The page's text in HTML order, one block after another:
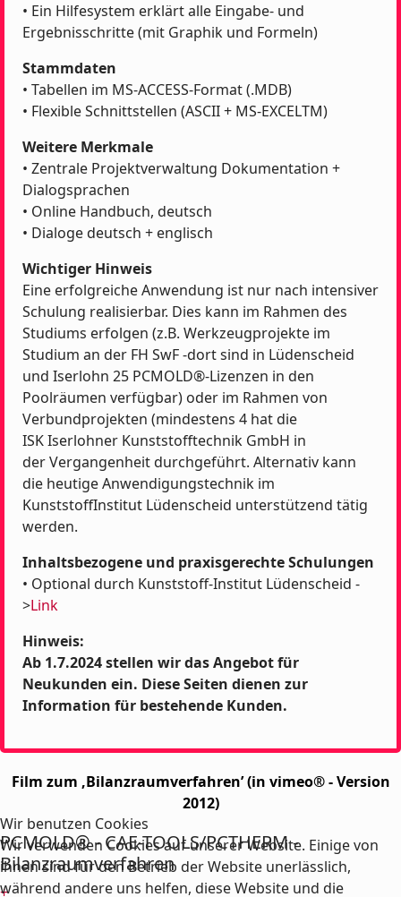
• Ein Hilfesystem erklärt alle Eingabe- und
Ergebnisschritte (mit Graphik und Formeln)
Stammdaten
• Tabellen im MS-ACCESS-Format (.MDB)
• Flexible Schnittstellen (ASCII + MS-EXCELTM)
Weitere Merkmale
• Zentrale Projektverwaltung Dokumentation +
Dialogsprachen
• Online Handbuch, deutsch
• Dialoge deutsch + englisch
Wichtiger Hinweis
Eine erfolgreiche Anwendung ist nur nach intensiver
Schulung realisierbar. Dies kann im Rahmen des
Studiums erfolgen (z.B. Werkzeugprojekte im
Studium an der FH SwF -dort sind in Lüdenscheid
und Iserlohn 25 PCMOLD®-Lizenzen in den
Poolräumen verfügbar) oder im Rahmen von
Verbundprojekten (mindestens 4 hat die
ISK Iserlohner Kunststofftechnik GmbH in
der Vergangenheit durchgeführt. Alternativ kann
die heutige Anwendigungstechnik im
KunststoffInstitut Lüdenscheid unterstützend tätig
werden.
Inhaltsbezogene und praxisgerechte Schulungen
• Optional durch Kunststoff-Institut Lüdenscheid -
>Link
Hinweis:
Ab 1.7.2024 stellen wir das Angebot für
Neukunden ein. Diese Seiten dienen zur
Information für bestehende Kunden.
Film zum ‚Bilanzraumverfahren’ (in vimeo® - Version
2012)
PCMOLD® - CAE-TOOLS/PCTHERM -
Bilanzraumverfahren
+
Wir benutzen Cookies
Wir verwenden Cookies auf unserer Website. Einige von
ihnen sind für den Betrieb der Website unerlässlich,
während andere uns helfen, diese Website und die